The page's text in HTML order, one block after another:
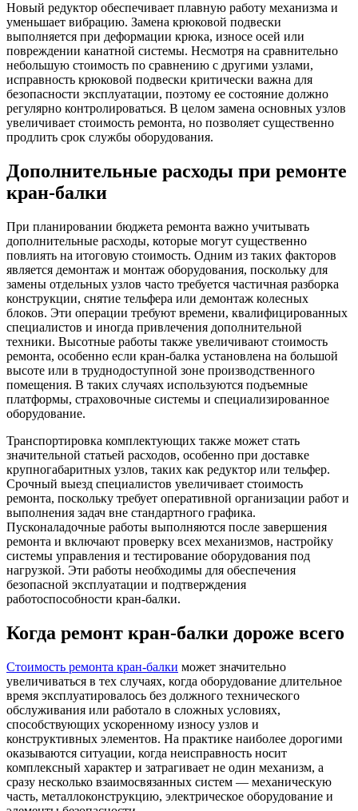
Новый редуктор обеспечивает плавную работу механизма и
уменьшает вибрацию. Замена крюковой подвески
выполняется при деформации крюка, износе осей или
повреждении канатной системы. Несмотря на сравнительно
небольшую стоимость по сравнению с другими узлами,
исправность крюковой подвески критически важна для
безопасности эксплуатации, поэтому ее состояние должно
регулярно контролироваться. В целом замена основных узлов
увеличивает стоимость ремонта, но позволяет существенно
продлить срок службы оборудования.
Дополнительные расходы при ремонте
кран-балки
При планировании бюджета ремонта важно учитывать
дополнительные расходы, которые могут существенно
повлиять на итоговую стоимость. Одним из таких факторов
является демонтаж и монтаж оборудования, поскольку для
замены отдельных узлов часто требуется частичная разборка
конструкции, снятие тельфера или демонтаж колесных
блоков. Эти операции требуют времени, квалифицированных
специалистов и иногда привлечения дополнительной
техники. Высотные работы также увеличивают стоимость
ремонта, особенно если кран-балка установлена на большой
высоте или в труднодоступной зоне производственного
помещения. В таких случаях используются подъемные
платформы, страховочные системы и специализированное
оборудование.
Транспортировка комплектующих также может стать
значительной статьей расходов, особенно при доставке
крупногабаритных узлов, таких как редуктор или тельфер.
Срочный выезд специалистов увеличивает стоимость
ремонта, поскольку требует оперативной организации работ и
выполнения задач вне стандартного графика.
Пусконаладочные работы выполняются после завершения
ремонта и включают проверку всех механизмов, настройку
системы управления и тестирование оборудования под
нагрузкой. Эти работы необходимы для обеспечения
безопасной эксплуатации и подтверждения
работоспособности кран-балки.
Когда ремонт кран-балки дороже всего
Стоимость ремонта кран-балки может значительно
увеличиваться в тех случаях, когда оборудование длительное
время эксплуатировалось без должного технического
обслуживания или работало в сложных условиях,
способствующих ускоренному износу узлов и
конструктивных элементов. На практике наиболее дорогими
оказываются ситуации, когда неисправность носит
комплексный характер и затрагивает не один механизм, а
сразу несколько взаимосвязанных систем — механическую
часть, металлоконструкцию, электрическое оборудование и